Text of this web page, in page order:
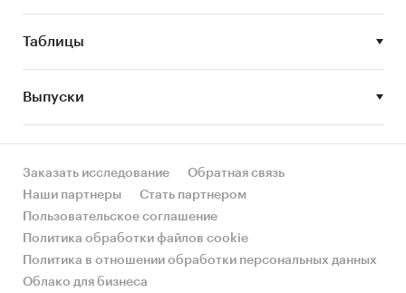
Описание состояния рынка офтальмологии
Оценка объема рынка офтальмологии
STEP-анализ факторов, влияющих на рынок
офтальмологии
Оценка текущих тенденций и перспектив
Анализ влияния кризисов на отрасль
Составление прогноза развития рынка до
Таблицы
Выпуски
Заказать исследование
Обратная связь
Наши партнеры
Стать партнером
Пользовательское соглашение
Политика обработки файлов cookie
Политика в отношении обработки персональных данных
Облако для бизнеса